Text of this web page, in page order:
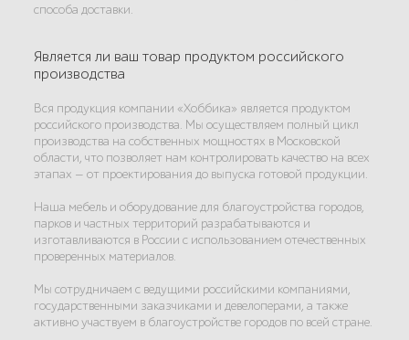
способа доставки.
Является ли ваш товар продуктом российского
производства
Вся продукция компании «Хоббика» является продуктом
российского производства. Мы осуществляем полный цикл
производства на собственных мощностях в Московской
области, что позволяет нам контролировать качество на всех
этапах — от проектирования до выпуска готовой продукции.
Наша мебель и оборудование для благоустройства городов,
парков и частных территорий разрабатываются и
изготавливаются в России с использованием отечественных
проверенных материалов.
Мы сотрудничаем с ведущими российскими компаниями,
государственными заказчиками и девелоперами, а также
активно участвуем в благоустройстве городов по всей стране.